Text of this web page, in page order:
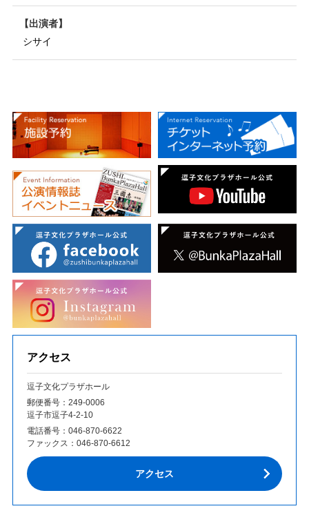
出演者
シサイ
アクセス
逗子文化プラザホール
郵便番号：249‐0006
逗子市逗子4-2-10
電話番号： 046-870-6622
ファックス： 046-870-6612
アクセス